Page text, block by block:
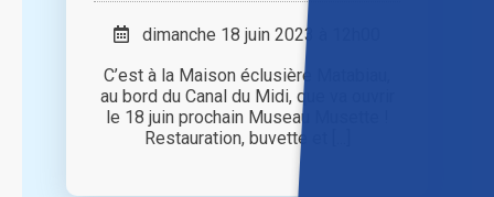
dimanche 18 juin 2023 à 12h00
C’est à la Maison éclusière Matabiau,
au bord du Canal du Midi, que va ouvrir
le 18 juin prochain Museau Musette !
Restauration, buvette et [...]